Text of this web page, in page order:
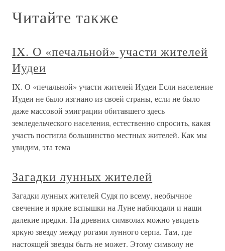
Читайте также
IX. О «печальной» участи жителей
Иудеи
IX. О «печальной» участи жителей Иудеи Если население
Иудеи не было изгнано из своей страны, если не было
даже массовой эмиграции обитавшего здесь
земледельческого населения, естественно спросить, какая
участь постигла большинство местных жителей. Как мы
увидим, эта тема
Загадки лунных жителей
Загадки лунных жителей Судя по всему, необычное
свечение и яркие вспышки на Луне наблюдали и наши
далекие предки. На древних символах можно увидеть
яркую звезду между рогами лунного серпа. Там, где
настоящей звезды быть не может. Этому символу не